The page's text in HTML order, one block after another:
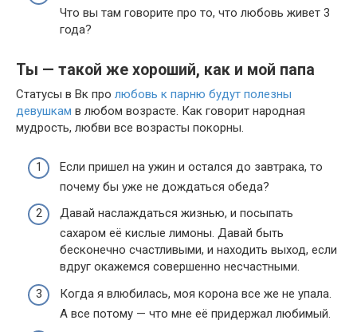
Что вы там говорите про то, что любовь живет 3
года?
Ты — такой же хороший, как и мой папа
Статусы в Вк про любовь к парню будут полезны
девушкам в любом возрасте. Как говорит народная
мудрость, любви все возрасты покорны.
Если пришел на ужин и остался до завтрака, то
почему бы уже не дождаться обеда?
Давай наслаждаться жизнью, и посыпать
сахаром её кислые лимоны. Давай быть
бесконечно счастливыми, и находить выход, если
вдруг окажемся совершенно несчастными.
Когда я влюбилась, моя корона все же не упала.
А все потому — что мне её придержал любимый.